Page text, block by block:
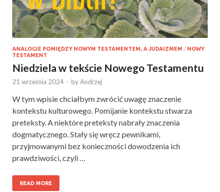
ANALOGIE POMIĘDZY NOWYM TESTAMENTEM, A JUDAIZMEM / NOWY
TESTAMENT
Niedziela w tekście Nowego Testamentu
21 września 2024 - byAndrzej
W tym wpisie chciałbym zwrócić uwagę znaczenie
kontekstu kulturowego. Pomijanie kontekstu stwarza
preteksty. A niektóre preteksty nabrały znaczenia
dogmatycznego. Stały się wręcz pewnikami,
przyjmowanymi bez konieczności dowodzenia ich
prawdziwości, czyli …
READ MORE